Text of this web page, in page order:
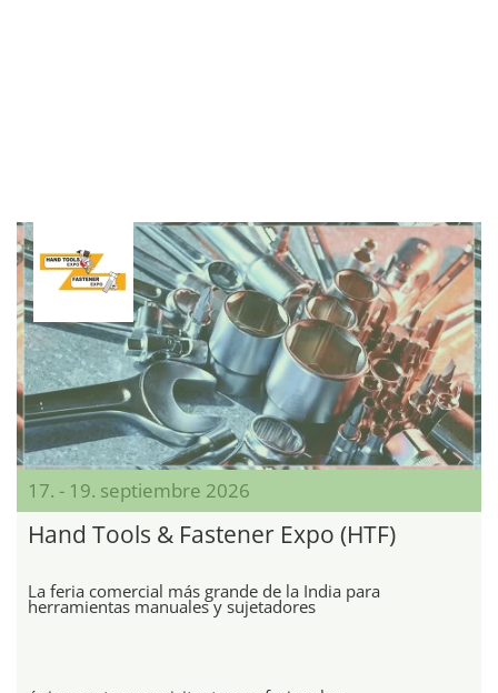
17. - 19. septiembre 2026
Hand Tools & Fastener Expo (HTF)
La feria comercial más grande de la India para
herramientas manuales y sujetadores